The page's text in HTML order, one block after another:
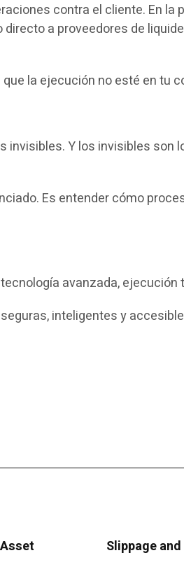
contra el cliente. En
a proveedores de
la ejecución no esté en tu
Y los invisibles
Es entender cómo
avanzada,
inteligentes y
Slippage